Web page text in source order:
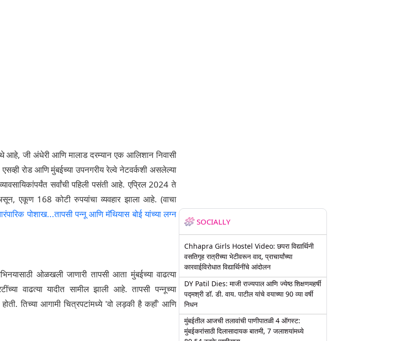
आहे, जी अंधेरी आणि मालाड दरम्यान एक आलिशान निवासी
रोड आणि मुंबईच्या उपनगरीय रेल्वे नेटवर्कशी असलेल्या
सर्वांची पहिली पसंती आहे. एप्रिल 2024 ते
एकूण 168 कोटी रुपयांचा व्यवहार झाला आहे. (वाचा
पोशाख...तापसी पन्नू आणि मॅथियास बोई यांच्या लग्न
ओळखली जाणारी तापसी आता मुंबईच्या वाढत्या
वाढत्या यादीत सामील झाली आहे. तापसी पन्नूच्या
तिच्या आगामी चित्रपटांमध्ये 'वो लड़की है कहाँ' आणि
SOCIALLY
Chhapra Girls Hostel Video: छपरा विद्यार्थिनी
वसतिगृह रात्रीच्या भेटीवरून वाद, प्राचार्यांच्या
कारवाईविरोधात विद्यार्थिनींचे आंदोलन
DY Patil Dies: माजी राज्यपाल आणि ज्येष्ठ शिक्षणमहर्षी
पद्मश्री डॉ. डी. वाय. पाटील यांचे वयाच्या 90 व्या वर्षी
निधन
मुंबईतील आजची तलावांची पाणीपातळी 4 ऑगस्ट:
मुंबईकरांसाठी दिलासादायक बातमी, 7 जलाशयांमध्ये